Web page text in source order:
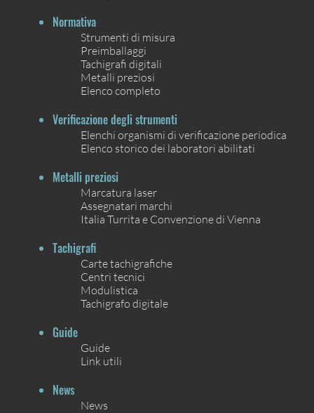
Normativa
Strumenti di misura
Preimballaggi
Tachigrafi digitali
Metalli preziosi
Elenco completo
Verificazione degli strumenti
Elenchi organismi di verificazione periodica
Elenco storico dei laboratori abilitati
Metalli preziosi
Marcatura laser
Assegnatari marchi
Italia Turrita e Convenzione di Vienna
Tachigrafi
Carte tachigrafiche
Centri tecnici
Modulistica
Tachigrafo digitale
Guide
Guide
Link utili
News
News